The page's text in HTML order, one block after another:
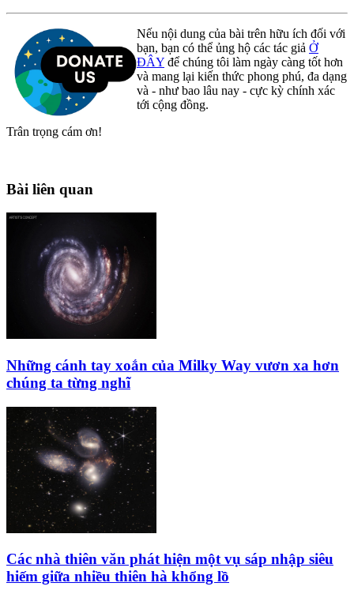
Nếu nội dung của bài trên hữu ích đối với
bạn, bạn có thể ủng hộ các tác giả Ở
ĐÂY để chúng tôi làm ngày càng tốt hơn
và mang lại kiến thức phong phú, đa dạng
và - như bao lâu nay - cực kỳ chính xác
tới cộng đồng.
Trân trọng cám ơn!
Bài liên quan
Những cánh tay xoắn của Milky Way vươn xa hơn
chúng ta từng nghĩ
Các nhà thiên văn phát hiện một vụ sáp nhập siêu
hiếm giữa nhiều thiên hà khổng lồ